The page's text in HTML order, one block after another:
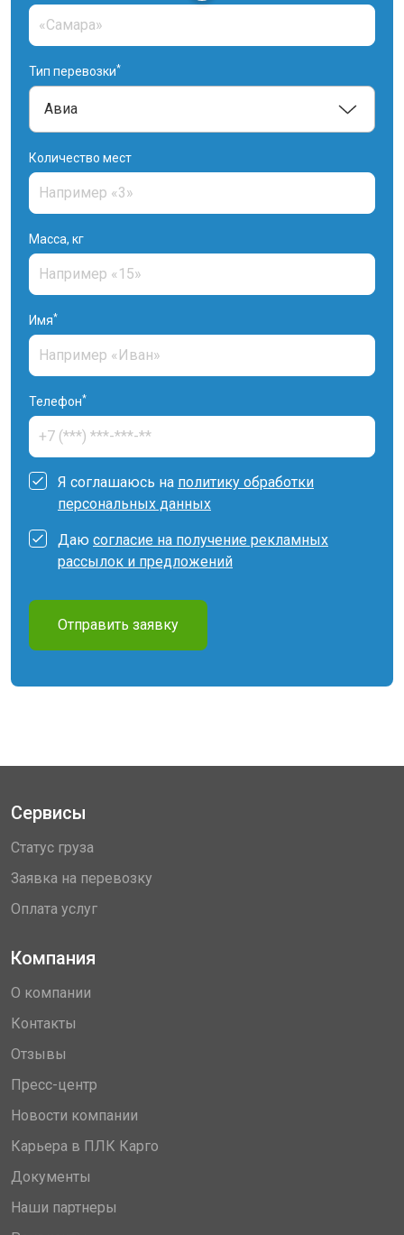
Тип перевозки*
Количество мест
Масса, кг
Имя*
Телефон*
Я соглашаюсь на политику обработки
персональных данных
Даю согласие на получение рекламных
рассылок и предложений
Отправить заявку
Сервисы
Статус груза
Заявка на перевозку
Оплата услуг
Компания
О компании
Контакты
Отзывы
Пресс-центр
Новости компании
Карьера в ПЛК Карго
Документы
Наши партнеры